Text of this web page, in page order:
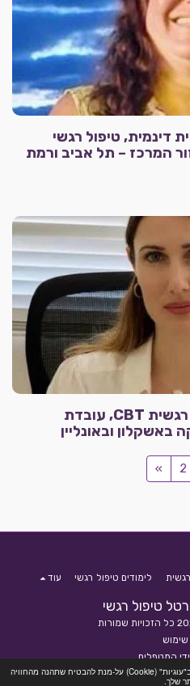
אתר זה משתמש ב"עוגיות" (Cookie) על-מנת להבטיח שתהנה מהחוויה
שלך.
דינמית, טיפול רגשי
המרכז – תל אביב ורמת
טמילה יעקובלב – מטפלת רגשית CBT, עובדת
באשקלון ובאונליין
2
»
טיפול רגשי
שימוש
המטפלים
לימודים טיפול רגשי עוד